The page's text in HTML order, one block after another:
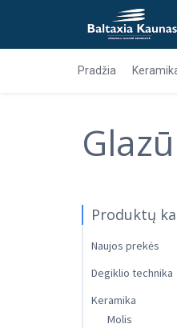
Pradžia
Produktų
Naujos prekės
Degiklio technika
Keramika
Molis